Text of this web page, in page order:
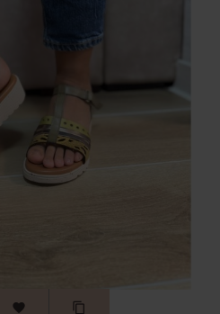
 